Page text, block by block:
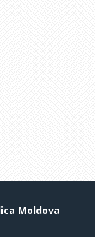
Moldova